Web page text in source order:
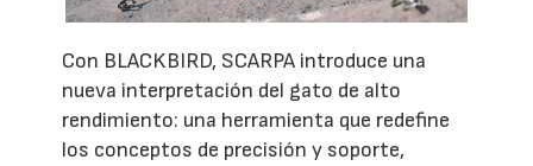
Con BLACKBIRD, SCARPA introduce una
nueva interpretación del gato de alto
rendimiento: una herramienta que redefine
los conceptos de precisión y soporte,